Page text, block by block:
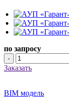
по запросу
-
Заказать
BIM модель